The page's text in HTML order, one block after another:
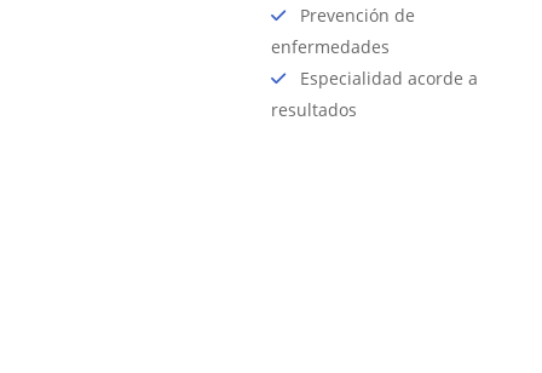
Prevención de
enfermedades
Especialidad acorde a
resultados